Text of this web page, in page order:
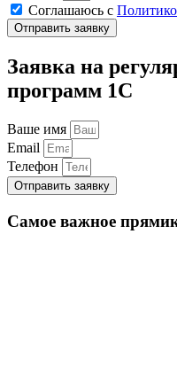
Соглашаюсь с
Отправить заявку
Заявка на
программ 1С
Ваше имя
Email
Телефон
Отправить заявку
Самое важное